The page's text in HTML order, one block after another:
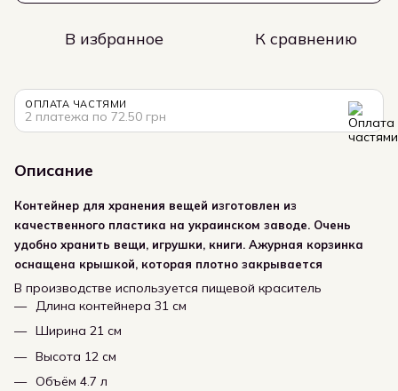
В избранное К сравнению
ОПЛАТА ЧАСТЯМИ
2 платежа по 72.50 грн
Описание
Контейнер для хранения вещей изготовлен из
качественного пластика на украинском заводе. Очень
удобно хранить вещи, игрушки, книги. Ажурная корзинка
оснащена крышкой, которая плотно закрывается
В производстве используется пищевой краситель
Длина контейнера 31 см
Ширина 21 см
Высота 12 см
Объём 4.7 л